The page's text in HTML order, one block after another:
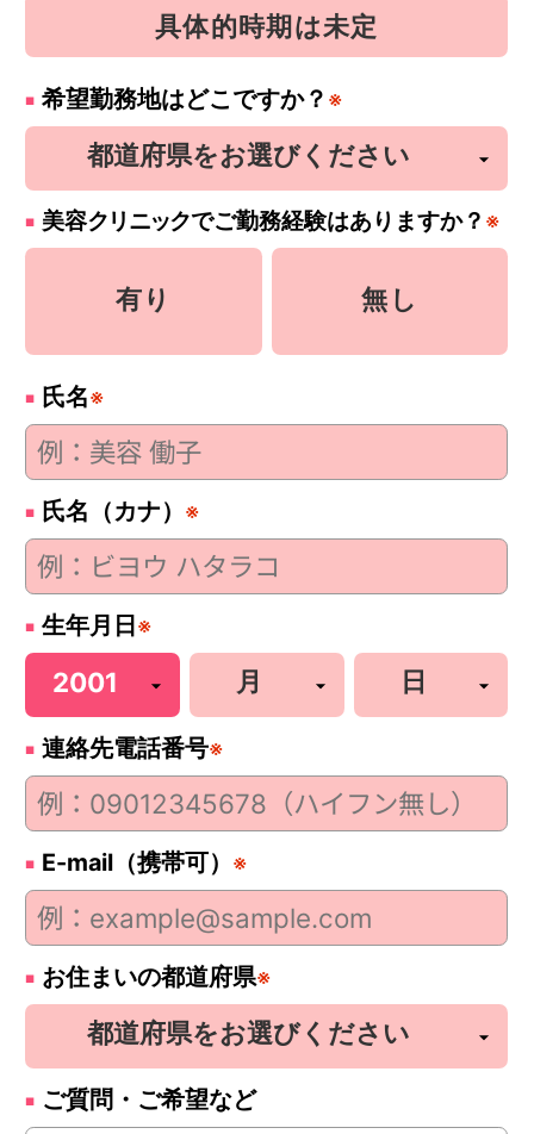
具体的時期は未定
希望勤務地はどこですか？ ※
美容クリニックでご勤務経験はありますか？ ※
有り 無し
氏名※
氏名（カナ） ※
生年月日 ※
連絡先電話番号※
E-mail（携帯可） ※
お住まいの都道府県※
ご質問・ご希望など